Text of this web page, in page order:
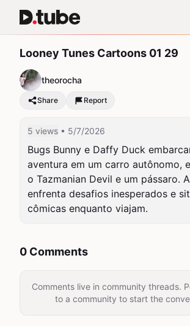
Looney Tunes Cartoons 01 29
theorocha
Share Report
5 views • 5/7/2026
Bugs Bunny e Daffy Duck
aventura em um carro autônomo,
o Tazmanian Devil e um pássaro.
enfrenta desafios inesperados e
cômicas enquanto viajam.
0 Comments
Comments live in community threads.
to a community to start the